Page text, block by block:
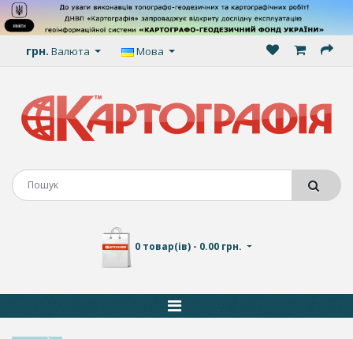
грн. Валюта Мова
0 товар(ів) - 0.00 грн.